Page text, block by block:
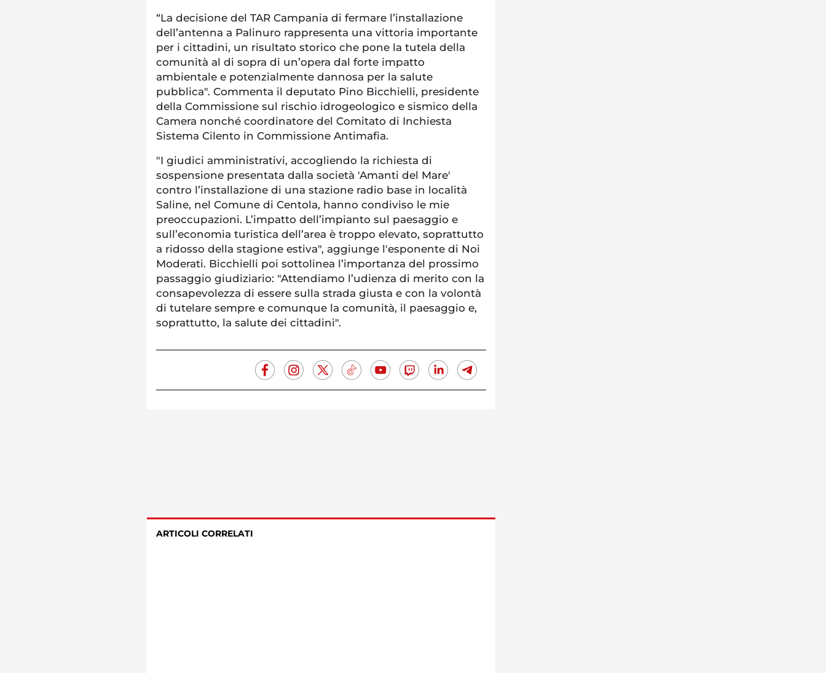
“La decisione del TAR Campania di fermare l’installazione
dell’antenna a Palinuro rappresenta una vittoria importante
per i cittadini, un risultato storico che pone la tutela della
comunità al di sopra di un’opera dal forte impatto
ambientale e potenzialmente dannosa per la salute
pubblica". Commenta il deputato Pino Bicchielli, presidente
della Commissione sul rischio idrogeologico e sismico della
Camera nonché coordinatore del Comitato di Inchiesta
Sistema Cilento in Commissione Antimafia.
"I giudici amministrativi, accogliendo la richiesta di
sospensione presentata dalla società 'Amanti del Mare'
contro l’installazione di una stazione radio base in località
Saline, nel Comune di Centola, hanno condiviso le mie
preoccupazioni. L’impatto dell’impianto sul paesaggio e
sull’economia turistica dell’area è troppo elevato, soprattutto
a ridosso della stagione estiva", aggiunge l'esponente di Noi
Moderati. Bicchielli poi sottolinea l’importanza del prossimo
passaggio giudiziario: "Attendiamo l’udienza di merito con la
consapevolezza di essere sulla strada giusta e con la volontà
di tutelare sempre e comunque la comunità, il paesaggio e,
soprattutto, la salute dei cittadini".
ARTICOLI CORRELATI